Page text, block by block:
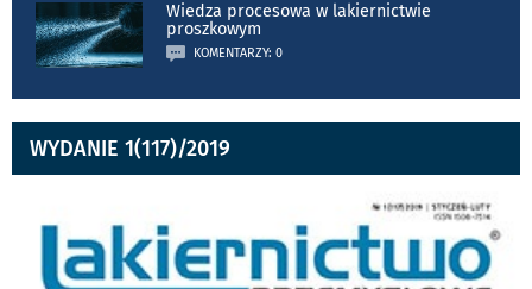
Wiedza procesowa w lakiernictwie
proszkowym
KOMENTARZY: 0
WYDANIE 1(117)/2019